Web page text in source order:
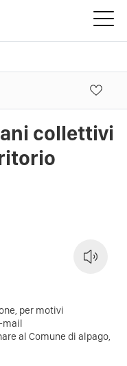
collettivi
per motivi
mail
al Comune di alpago,